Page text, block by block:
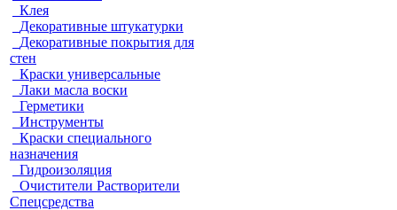
Клея
Декоративные штукатурки
Декоративные покрытия для
стен
Краски универсальные
Лаки масла воски
Герметики
Инструменты
Краски специального
назначения
Гидроизоляция
Очистители Растворители
Спецсредства